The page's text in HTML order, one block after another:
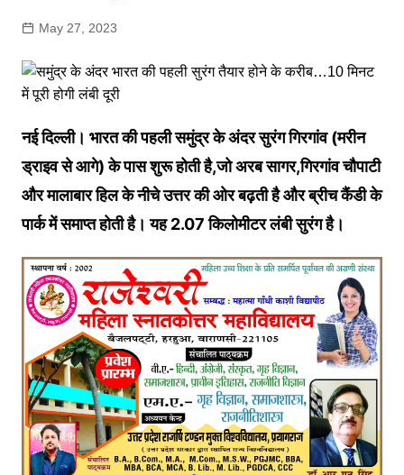
May 27, 2023
नई दिल्ली। भारत की पहली समुंद्र के अंदर सुरंग गिरगांव (मरीन
ड्राइव से आगे) के पास शुरू होती है,जो अरब सागर,गिरगांव चौपाटी
और मालाबार हिल के नीचे उत्तर की ओर बढ़ती है और ब्रीच कैंडी के
पार्क में समाप्त होती है। यह 2.07 किलोमीटर लंबी सुरंग है।